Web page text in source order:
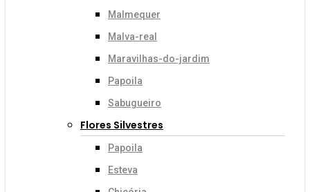
Malmequer
Malva-real
Maravilhas-do-jardim
Papoila
Sabugueiro
Flores Silvestres
Papoila
Esteva